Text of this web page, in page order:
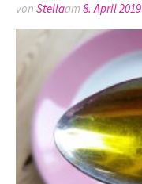
von Stellaam 8. April 2019